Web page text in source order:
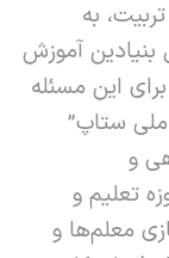
به
آموزش
این مسئله
ملی ستاپ”
و
تعلیم و
معلم‌ها و